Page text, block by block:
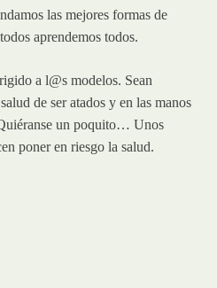
las mejores formas de
aprendemos todos.
a l@s modelos. Sean
de ser atados y en las manos
un poquito… Unos
poner en riesgo la salud.